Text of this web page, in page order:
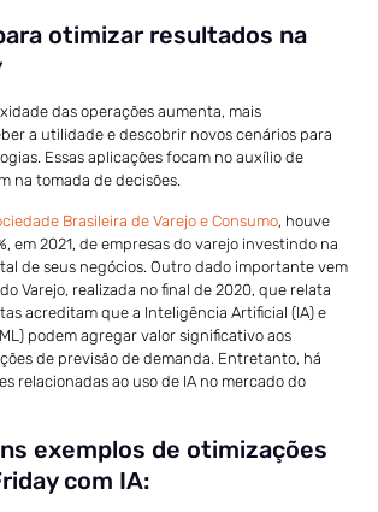
otimizar resultados na
das operações aumenta, mais
a utilidade e descobrir novos cenários para
Essas aplicações focam no auxílio de
na tomada de decisões.
Brasileira de Varejo e Consumo, houve
em 2021, de empresas do varejo investindo na
de seus negócios. Outro dado importante vem
Varejo, realizada no final de 2020, que relata
acreditam que a Inteligência Artificial (IA) e
podem agregar valor significativo aos
de previsão de demanda. Entretanto, há
relacionadas ao uso de IA no mercado do
exemplos de otimizações
com IA: